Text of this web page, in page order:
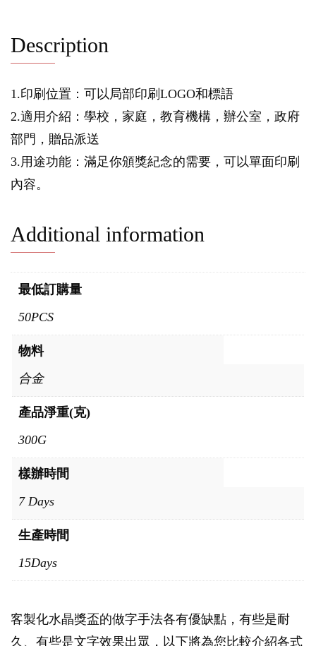
Description
1.印刷位置：可以局部印刷LOGO和標語
2.適用介紹：學校，家庭，教育機構，辦公室，政府
部門，贈品派送
3.用途功能：滿足你頒獎紀念的需要，可以單面印刷
內容。
Additional information
最低訂購量
50PCS
物料
合金
產品淨重(克)
300G
樣辦時間
7 Days
生產時間
15Days
客製化水晶獎盃的做字手法各有優缺點，有些是耐
久、有些是文字效果出眾，以下將為您比較介紹各式